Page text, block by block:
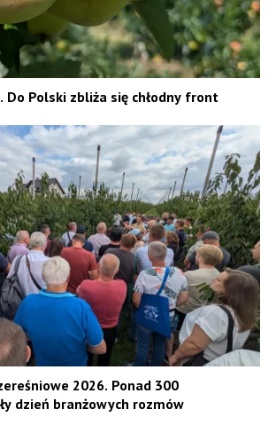
Do Polski zbliża się chłodny front
2026. Ponad 300
dzień branżowych rozmów